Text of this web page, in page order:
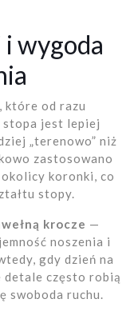
wygoda
które od razu
stopa jest lepiej
„terenowo” niż
zastosowano
koronki, co
stopy.
krocze —
noszenia i
gdy dzień na
detale często robią
swoboda ruchu.